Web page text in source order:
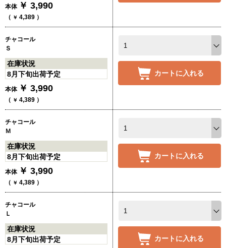
本体 ￥ 3,990
（ ￥ 4,389 ）
チャコール
Ｓ
在庫状況
8月下旬出荷予定
本体 ￥ 3,990
（ ￥ 4,389 ）
カートに入れる
チャコール
Ｍ
在庫状況
8月下旬出荷予定
本体 ￥ 3,990
（ ￥ 4,389 ）
カートに入れる
チャコール
Ｌ
在庫状況
8月下旬出荷予定
カートに入れる